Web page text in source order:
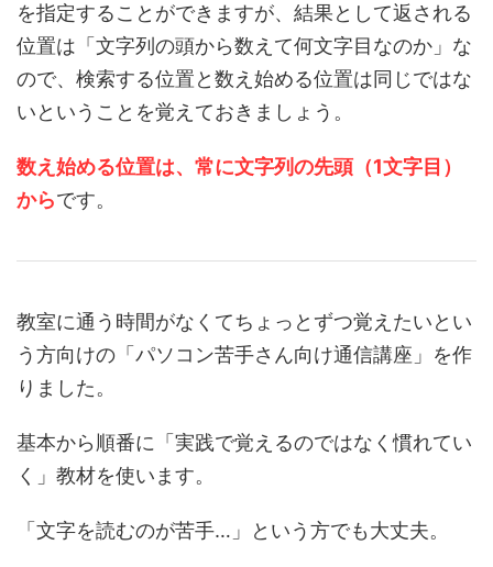
を指定することができますが、結果として返される
位置は「文字列の頭から数えて何文字目なのか」な
ので、検索する位置と数え始める位置は同じではな
いということを覚えておきましょう。
数え始める位置は、常に文字列の先頭（1文字目）
からです。
教室に通う時間がなくてちょっとずつ覚えたいとい
う方向けの「パソコン苦手さん向け通信講座」を作
りました。
基本から順番に「実践で覚えるのではなく慣れてい
く」教材を使います。
「文字を読むのが苦手…」という方でも大丈夫。